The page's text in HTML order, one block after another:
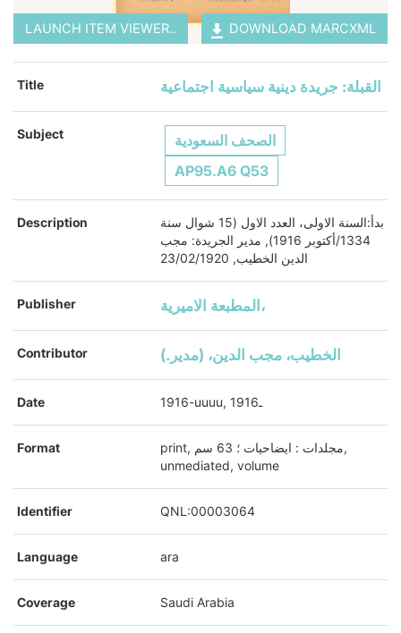
LAUNCH ITEM VIEWER.. DOWNLOAD MARCXML
Title القبلة: جريدة دينية سياسية اجتماعية
Subject
الصحف السعودية
AP95.A6 Q53
Description
بدأ:السنة الاولى، العدد الاول (15 شوال سنة
1334/أكتوبر 1916), مدير الجريدة: مجب
الدين الخطيب, 23/02/1920
Publisher المطبعة الاميرية،
Contributor الخطيب، مجب الدين، (مدير.)
Date 1916-uuuu, 1916ـ
Format
print, مجلدات : ايضاحيات ؛ 63 سم,
unmediated, volume
Identifier QNL:00003064
Language ara
Coverage Saudi Arabia